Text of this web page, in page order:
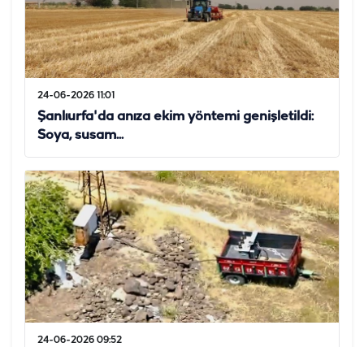
24-06-2026 11:01
Şanlıurfa'da anıza ekim yöntemi genişletildi:
Soya, susam...
24-06-2026 09:52